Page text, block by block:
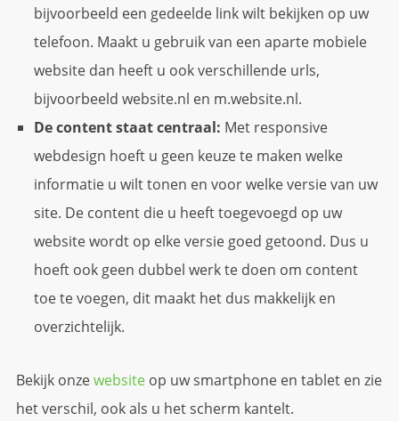
bijvoorbeeld een gedeelde link wilt bekijken op uw
telefoon. Maakt u gebruik van een aparte mobiele
website dan heeft u ook verschillende urls,
bijvoorbeeld website.nl en m.website.nl.
De content staat centraal: Met responsive
webdesign hoeft u geen keuze te maken welke
informatie u wilt tonen en voor welke versie van uw
site. De content die u heeft toegevoegd op uw
website wordt op elke versie goed getoond. Dus u
hoeft ook geen dubbel werk te doen om content
toe te voegen, dit maakt het dus makkelijk en
overzichtelijk.
Bekijk onzewebsiteop uw smartphone en tablet en zie
het verschil, ook als u het scherm kantelt.